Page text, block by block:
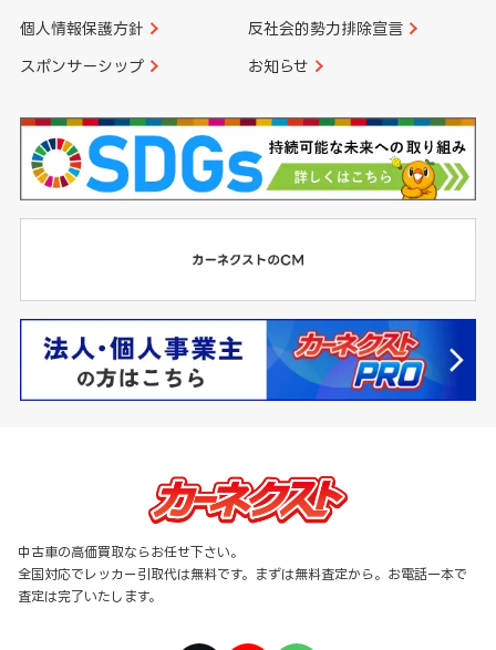
個人情報保護方針 反社会的勢力排除宣言
スポンサーシップ お知らせ
中古車の高価買取ならお任せ下さい。
全国対応でレッカー引取代は無料です。まずは無料査定から。お電話一本で
査定は完了いたします。